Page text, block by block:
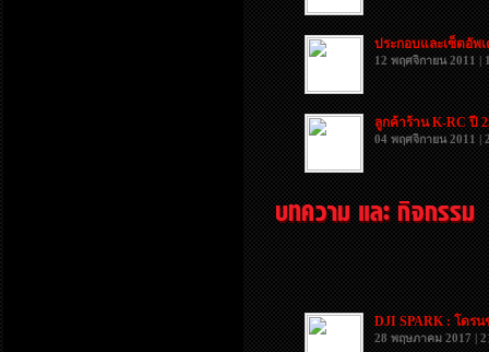
ประกอบและเซ็ตอัพ
12 พฤศจิกายน 2011 |
ลูกค้าร้าน K-RC ปี
04 พฤศจิกายน 2011 |
DJI SPARK : โดร
28 พฤษภาคม 2017 |